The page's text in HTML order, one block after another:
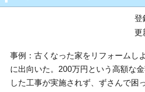
登
更
事例：古くなった家をリフォームし
に出向いた。200万円という高額な
した工事が実施されず、ずさんで困